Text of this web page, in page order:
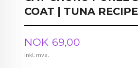
COAT | TUNA
Pris
NOK 69,00
inkl. mva.